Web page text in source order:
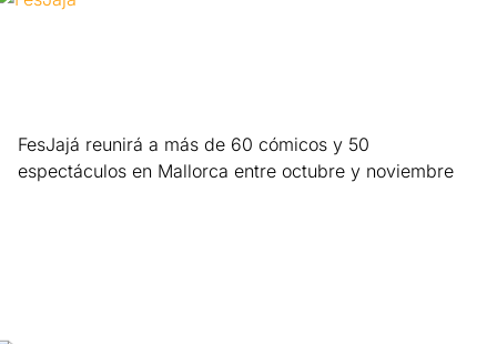
FesJajá reunirá a más de 60 cómicos y 50
espectáculos en Mallorca entre octubre y noviembre